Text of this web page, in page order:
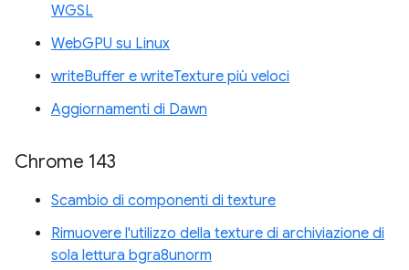
WGSL
WebGPU su Linux
writeBuffer e writeTexture più veloci
Aggiornamenti di Dawn
Chrome 143
Scambio di componenti di texture
Rimuovere l'utilizzo della texture di archiviazione di
sola lettura bgra8unorm